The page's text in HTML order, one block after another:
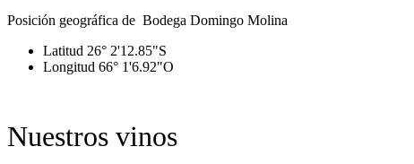
Posición geográfica de Bodega Domingo Molina
Latitud 26° 2'12.85"S
Longitud 66° 1'6.92"O
Nuestros vinos